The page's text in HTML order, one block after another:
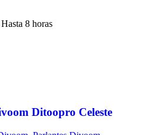
Hasta 8 horas
Ditoopro Celeste